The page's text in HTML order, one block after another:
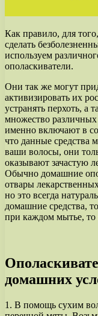
Как правило, для
сделать
используем
ополаскиватели.
Они так же могут
активизировать их
устранять перхоть, а
множество различных
именно включают в
что данные средства
ваши волосы, они
оказывают зачастую
Обычно домашние
отвары
но это всегда
домашние средства,
при каждом мытье, то
домашних
1. В помощь сухим